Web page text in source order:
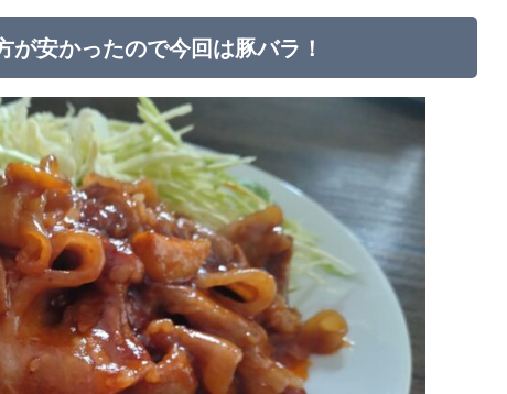
が安かったので今回は豚バラ！